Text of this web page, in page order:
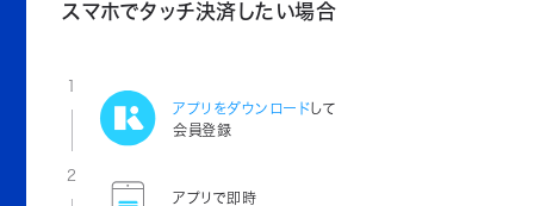
スマホでタッチ決済したい場合
アプリをダウンロードして
会員登録
2
アプリで即時